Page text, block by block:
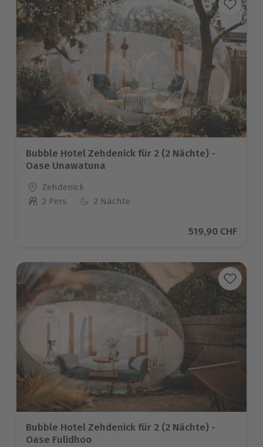
Bubble Hotel Zehdenick für 2 (2 Nächte) -
Oase Unawatuna
Standort
Zehdenick
Anzahl der Teilnehmer
2 Pers. 2 Nächte
Aktueller Preis
519,90 CHF
Bubble Hotel Zehdenick für 2 (2 Nächte) -
Oase Fulidhoo